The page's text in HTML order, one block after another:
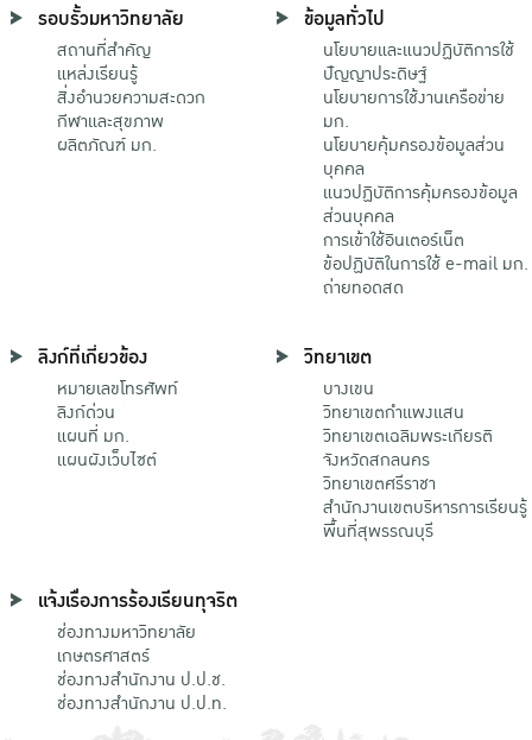
รอบรั้วมหาวิทยาลัย
สถานที่สำคัญ
แหล่งเรียนรู้
สิ่งอำนวยความสะดวก
กีฬาและสุขภาพ
ผลิตภัณฑ์ มก.
ข้อมูลทั่วไป
นโยบายและแนวปฏิบัติการใช้
ปัญญาประดิษฐ์
นโยบายการใช้งานเครือข่าย
มก.
นโยบายคุ้มครองข้อมูลส่วน
บุคคล
แนวปฏิบัติการคุ้มครองข้อมูล
ส่วนบุคคล
การเข้าใช้อินเตอร์เน็ต
ข้อปฏิบัติในการใช้ e-mail มก.
ถ่ายทอดสด
ลิงก์ที่เกี่ยวข้อง
หมายเลขโทรศัพท์
ลิงก์ด่วน
แผนที่ มก.
แผนผังเว็บไซต์
วิทยาเขต
บางเขน
วิทยาเขตกําแพงแสน
วิทยาเขตเฉลิมพระเกียรติ
จังหวัดสกลนคร
วิทยาเขตศรีราชา
สำนักงานเขตบริหารการเรียนรู้
พื้นที่สุพรรณบุรี
แจ้งเรื่องการร้องเรียนทุจริต
ช่องทางมหาวิทยาลัย
เกษตรศาสตร์
ช่องทางสำนักงาน ป.ป.ช.
ช่องทางสำนักงาน ป.ป.ท.